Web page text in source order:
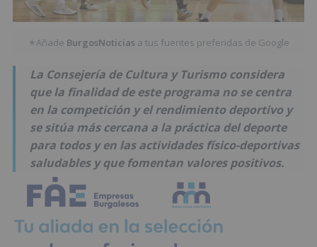
★Añade BurgosNoticias a tus fuentes preferidas de Google
La Consejería de Cultura y Turismo considera
que la finalidad de este programa no se centra
en la competición y el rendimiento deportivo y
se sitúa más cercana a la práctica del deporte
para todos y en las actividades físico-deportivas
saludables y que fomentan valores positivos.